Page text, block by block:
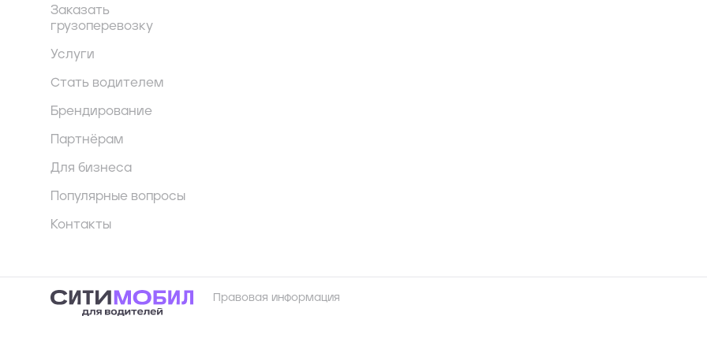
Заказать
грузоперевозку
Услуги
Стать водителем
Брендирование
Партнёрам
Для бизнеса
Популярные вопросы
Контакты
Правовая информация